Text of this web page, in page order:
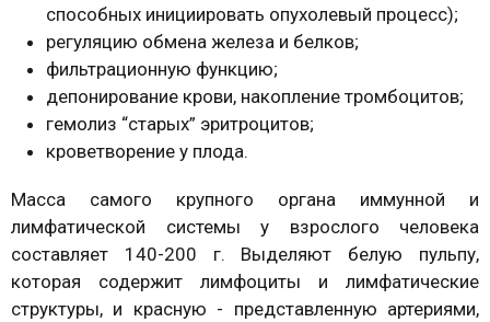
способных инициировать опухолевый процесс);
регуляцию обмена железа и белков;
фильтрационную функцию;
депонирование крови, накопление тромбоцитов;
гемолиз “старых” эритроцитов;
кроветворение у плода.
Масса самого крупного органа иммунной и
лимфатической системы у взрослого человека
составляет 140-200 г. Выделяют белую пульпу,
которая содержит лимфоциты и лимфатические
структуры, и красную - представленную артериями,